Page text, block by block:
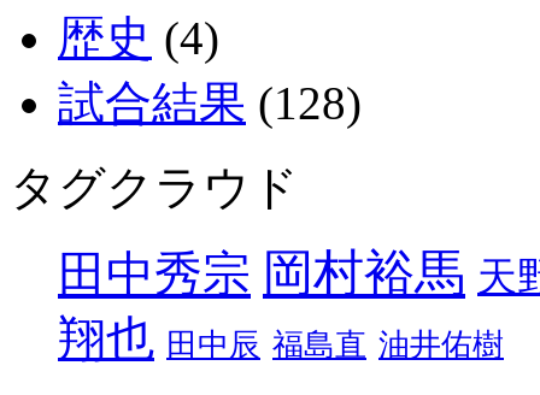
歴史 (4)
試合結果 (128)
タグクラウド
田中秀宗 岡村裕馬 天
翔也 田中辰 福島直 油井佑樹